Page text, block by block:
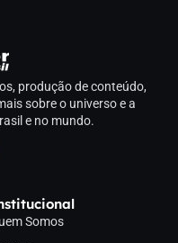
produção de conteúdo,
sobre o universo e a
e no mundo.
Somos